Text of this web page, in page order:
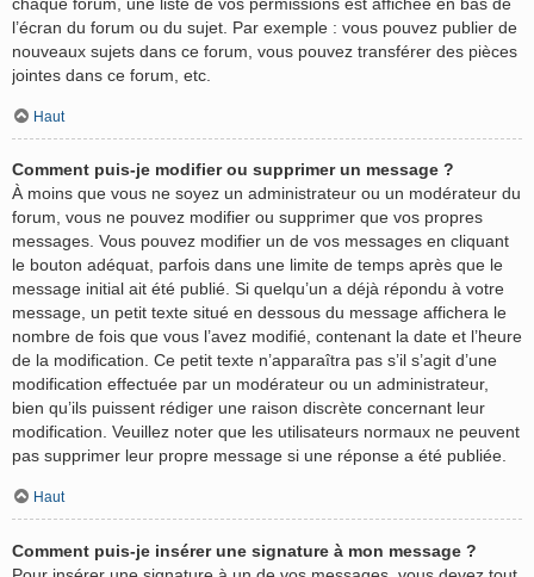
l’écran du forum ou du sujet. Par exemple : vous pouvez publier de
nouveaux sujets dans ce forum, vous pouvez transférer des pièces
jointes dans ce forum, etc.
Haut
Comment puis-je modifier ou supprimer un message ?
À moins que vous ne soyez un administrateur ou un modérateur du
forum, vous ne pouvez modifier ou supprimer que vos propres
messages. Vous pouvez modifier un de vos messages en cliquant
le bouton adéquat, parfois dans une limite de temps après que le
message initial ait été publié. Si quelqu’un a déjà répondu à votre
message, un petit texte situé en dessous du message affichera le
nombre de fois que vous l’avez modifié, contenant la date et l’heure
de la modification. Ce petit texte n’apparaîtra pas s’il s’agit d’une
modification effectuée par un modérateur ou un administrateur,
bien qu’ils puissent rédiger une raison discrète concernant leur
modification. Veuillez noter que les utilisateurs normaux ne peuvent
pas supprimer leur propre message si une réponse a été publiée.
Haut
Comment puis-je insérer une signature à mon message ?